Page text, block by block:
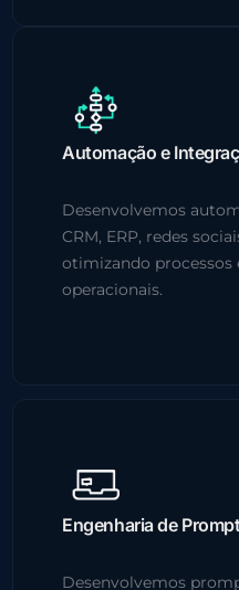
Automação e
Desenvolvemos
CRM, ERP, redes
otimizando processos
operacionais.
Engenharia de
Desenvolvemos